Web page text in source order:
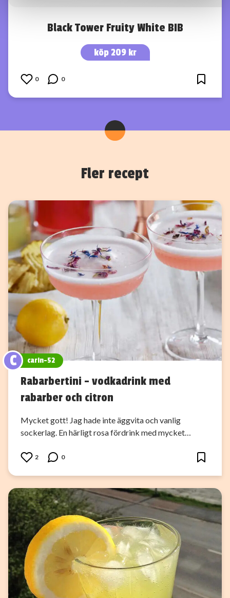
Black Tower Fruity White BIB
köp 209 kr
0 0
Fler recept
C carin-52
Rabarbertini – vodkadrink med
rabarber och citron
Mycket gott! Jag hade inte äggvita och vanlig
sockerlag. En härligt rosa fördrink med mycket…
2 0